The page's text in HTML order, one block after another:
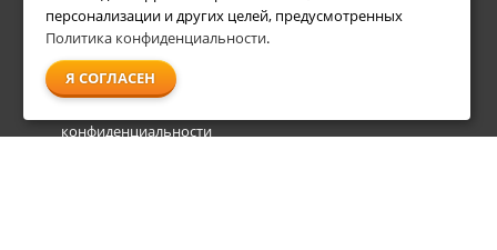
О компании
Доставка
Оплата
Гарантия и сервис
конфиденциальности
персонализации и других целей, предусмотренных
Политика конфиденциальности.
Я СОГЛАСЕН